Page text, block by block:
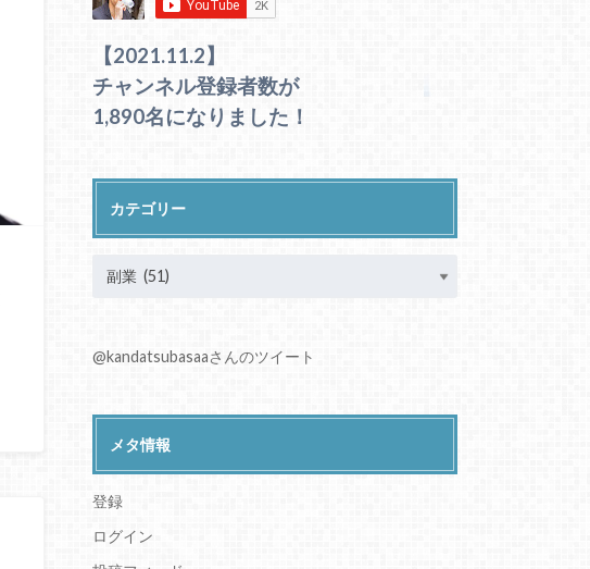
【2021.11.2】
チャンネル登録者数が
1,890名になりました！
カテゴリー
@kandatsubasaaさんのツイート
メタ情報
登録
ログイン